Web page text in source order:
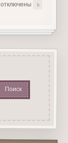
отключены